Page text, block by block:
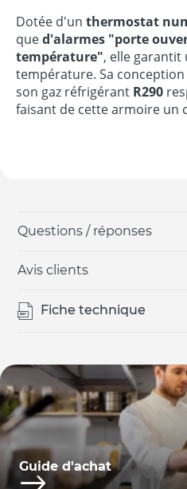
Questions / réponses
Avis clients
Fiche technique
Guide d'achat
Dotée d'un thermostat
qued'alarmes "porte
température", elle garantit
température. Sa
son gaz réfrigérant R290
faisant de cette armoire un